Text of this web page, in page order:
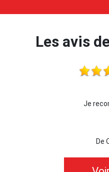
Les avis
Je
De